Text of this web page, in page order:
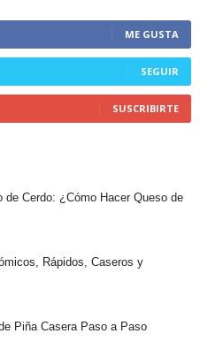
ME GUSTA
SEGUIR
SUSCRIBIRTE
de Cerdo: ¿Cómo Hacer Queso de
Rápidos, Caseros y
Piña Casera Paso a Paso